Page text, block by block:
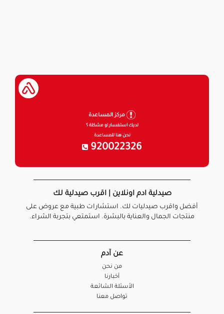
مركز المساعدة
لديك استفسار او مشكلة ؟
نحن هنا للمساعدة
920022326
صيدلية ادم اونلاين | اقرب صيدلية لك
أفضل واقرب صيدليات لك. استشارات طبية مع عروض على
منتجات الجمال والعناية بالبشرة. استمتعي بتجربة الشراء.
عن آدم
من نحن
أخبارنا
الأسئلة الشائعة
تواصل معنا